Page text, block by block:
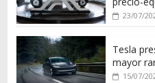
23/07/
Tesla
mayor
15/07/